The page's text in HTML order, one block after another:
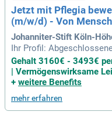
Jetzt mit Pflegia
(m/w/d) - Von
Johanniter-Stift Köln-
Ihr Profil:
chassistent:in;
ür den Arbeitsbereich der
n wir: 13.
Gehalt 3160€ - 3493€
| Vermögenswirksame
+ weitere Benefits
mehr erfahren